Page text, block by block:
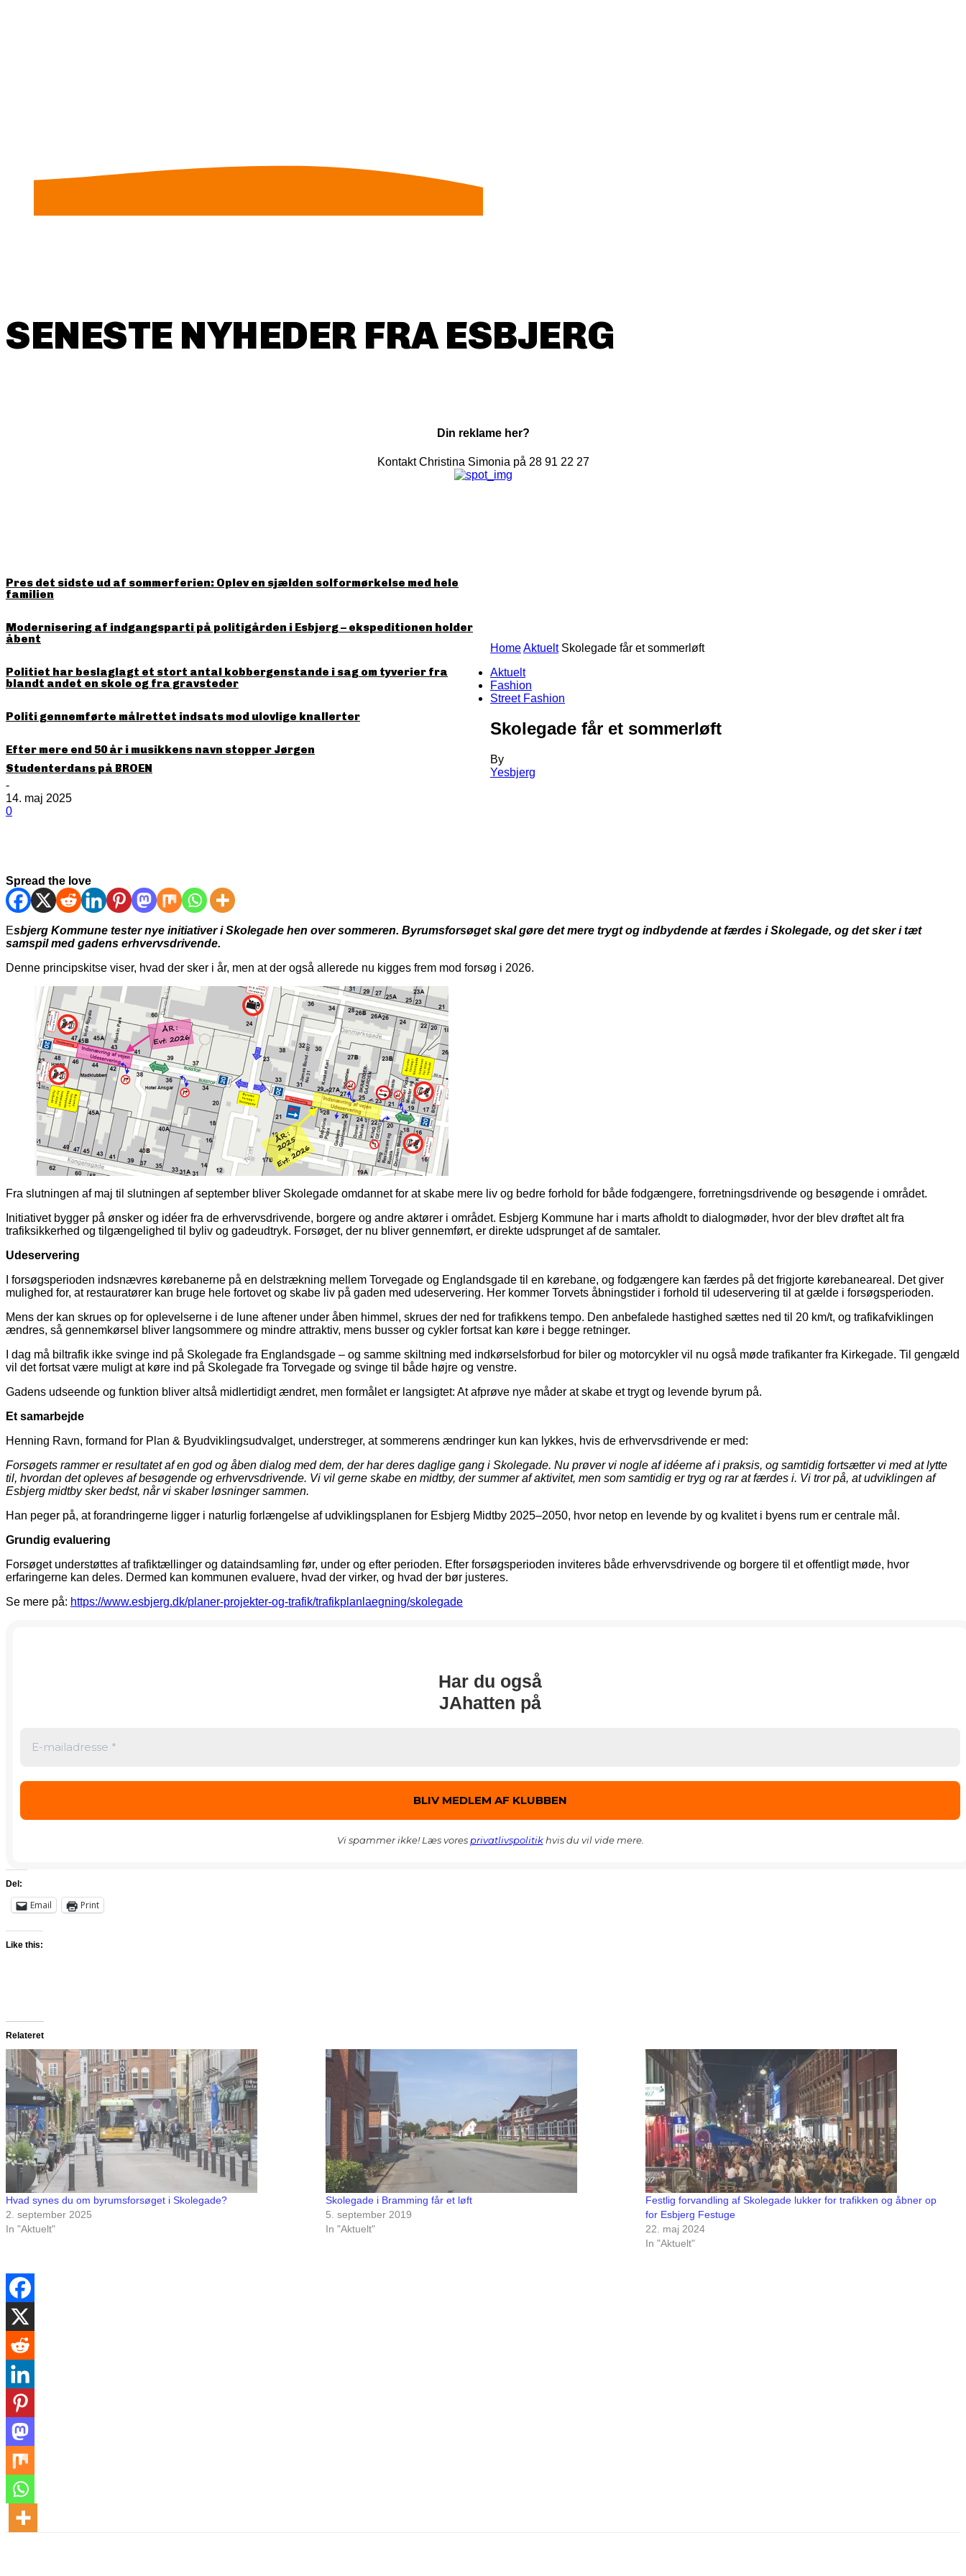
SENESTE NYHEDER FRA ESBJERG
Din reklame her?
Kontakt Christina Simonia på 28 91 22 27
Pres det sidste ud af sommerferien: Oplev en sjælden solformørkelse med hele
familien
Modernisering af indgangsparti på politigården i Esbjerg – ekspeditionen holder
åbent
Politiet har beslaglagt et stort antal kobbergenstande i sag om tyverier fra
blandt andet en skole og fra gravsteder
Politi gennemførte målrettet indsats mod ulovlige knallerter
Efter mere end 50 år i musikkens navn stopper Jørgen
Studenterdans på BROEN
HomeAktuelt Skolegade får et sommerløft
Aktuelt
Fashion
Street Fashion
Skolegade får et sommerløft
By
Yesbjerg
-
14. maj 2025
0
Spread the love
Esbjerg Kommune tester nye initiativer i Skolegade hen over sommeren. Byrumsforsøget skal gøre det mere trygt og indbydende at færdes i Skolegade, og det sker i tæt
samspil med gadens erhvervsdrivende.
Denne principskitse viser, hvad der sker i år, men at der også allerede nu kigges frem mod forsøg i 2026.
Fra slutningen af maj til slutningen af september bliver Skolegade omdannet for at skabe mere liv og bedre forhold for både fodgængere, forretningsdrivende og besøgende i området.
Initiativet bygger på ønsker og idéer fra de erhvervsdrivende, borgere og andre aktører i området. Esbjerg Kommune har i marts afholdt to dialogmøder, hvor der blev drøftet alt fra
trafiksikkerhed og tilgængelighed til byliv og gadeudtryk. Forsøget, der nu bliver gennemført, er direkte udsprunget af de samtaler.
Udeservering
I forsøgsperioden indsnævres kørebanerne på en delstrækning mellem Torvegade og Englandsgade til en kørebane, og fodgængere kan færdes på det frigjorte kørebaneareal. Det giver
mulighed for, at restauratører kan bruge hele fortovet og skabe liv på gaden med udeservering. Her kommer Torvets åbningstider i forhold til udeservering til at gælde i forsøgsperioden.
Mens der kan skrues op for oplevelserne i de lune aftener under åben himmel, skrues der ned for trafikkens tempo. Den anbefalede hastighed sættes ned til 20 km/t, og trafikafviklingen
ændres, så gennemkørsel bliver langsommere og mindre attraktiv, mens busser og cykler fortsat kan køre i begge retninger.
I dag må biltrafik ikke svinge ind på Skolegade fra Englandsgade – og samme skiltning med indkørselsforbud for biler og motorcykler vil nu også møde trafikanter fra Kirkegade. Til gengæld
vil det fortsat være muligt at køre ind på Skolegade fra Torvegade og svinge til både højre og venstre.
Gadens udseende og funktion bliver altså midlertidigt ændret, men formålet er langsigtet: At afprøve nye måder at skabe et trygt og levende byrum på.
Et samarbejde
Henning Ravn, formand for Plan & Byudviklingsudvalget, understreger, at sommerens ændringer kun kan lykkes, hvis de erhvervsdrivende er med:
Forsøgets rammer er resultatet af en god og åben dialog med dem, der har deres daglige gang i Skolegade. Nu prøver vi nogle af idéerne af i praksis, og samtidig fortsætter vi med at lytte
til, hvordan det opleves af besøgende og erhvervsdrivende. Vi vil gerne skabe en midtby, der summer af aktivitet, men som samtidig er tryg og rar at færdes i. Vi tror på, at udviklingen af
Esbjerg midtby sker bedst, når vi skaber løsninger sammen.
Han peger på, at forandringerne ligger i naturlig forlængelse af udviklingsplanen for Esbjerg Midtby 2025–2050, hvor netop en levende by og kvalitet i byens rum er centrale mål.
Grundig evaluering
Forsøget understøttes af trafiktællinger og dataindsamling før, under og efter perioden. Efter forsøgsperioden inviteres både erhvervsdrivende og borgere til et offentligt møde, hvor
erfaringerne kan deles. Dermed kan kommunen evaluere, hvad der virker, og hvad der bør justeres.
Se mere på: https://www.esbjerg.dk/planer-projekter-og-trafik/trafikplanlaegning/skolegade
Har du også
JAhatten på
Vi spammer ikke! Læs voresprivatlivspolitikhvis du vil vide mere.
Del:
Email Print
Like this:
Relateret
Hvad synes du om byrumsforsøget i Skolegade?
2. september 2025
In "Aktuelt"
Skolegade i Bramming får et løft
5. september 2019
In "Aktuelt"
Festlig forvandling af Skolegade lukker for trafikken og åbner op
for Esbjerg Festuge
22. maj 2024
In "Aktuelt"